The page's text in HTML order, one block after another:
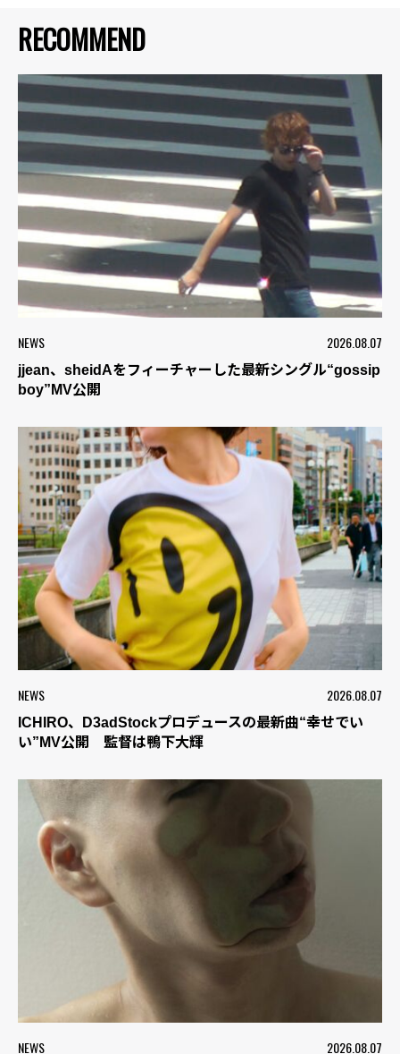
RECOMMEND
NEWS 2026.08.07
jjean、sheidAをフィーチャーした最新シングル“gossip
boy”MV公開
NEWS 2026.08.07
ICHIRO、D3adStockプロデュースの最新曲“幸せでい
い”MV公開 監督は鴨下大輝
NEWS 2026.08.07